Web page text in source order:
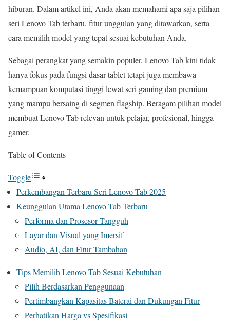
hiburan. Dalam artikel ini, Anda akan memahami apa saja pilihan
seri Lenovo Tab terbaru, fitur unggulan yang ditawarkan, serta
cara memilih model yang tepat sesuai kebutuhan Anda.
Sebagai perangkat yang semakin populer, Lenovo Tab kini tidak
hanya fokus pada fungsi dasar tablet tetapi juga membawa
kemampuan komputasi tinggi lewat seri gaming dan premium
yang mampu bersaing di segmen flagship. Beragam pilihan model
membuat Lenovo Tab relevan untuk pelajar, profesional, hingga
gamer.
Table of Contents
Toggle
Perkembangan Terbaru Seri Lenovo Tab 2025
Keunggulan Utama Lenovo Tab Terbaru
Performa dan Prosesor Tangguh
Layar dan Visual yang Imersif
Audio, AI, dan Fitur Tambahan
Tips Memilih Lenovo Tab Sesuai Kebutuhan
Pilih Berdasarkan Penggunaan
Pertimbangkan Kapasitas Baterai dan Dukungan Fitur
Perhatikan Harga vs Spesifikasi